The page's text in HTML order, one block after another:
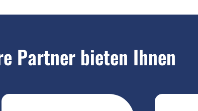
Partner bieten Ihnen